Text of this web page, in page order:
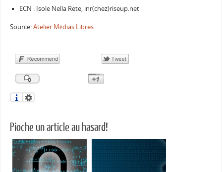
ECN : Isole Nella Rete, inr(chez)riseup.net
Source:Atelier Médias Libres
Pioche un article au hasard!